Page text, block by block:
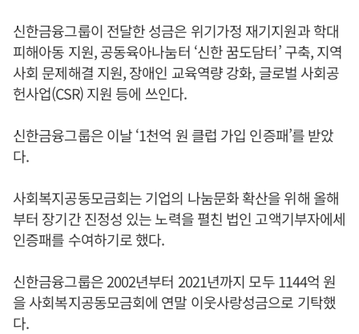
신한금융그룹이 전달한 성금은 위기가정 재기지원과 학대
피해아동 지원, 공동육아나눔터 ‘신한 꿈도담터’ 구축, 지역
사회 문제해결 지원, 장애인 교육역량 강화, 글로벌 사회공
헌사업(CSR) 지원 등에 쓰인다.
신한금융그룹은 이날 ‘1천억 원 클럽 가입 인증패’를 받았
다.
사회복지공동모금회는 기업의 나눔문화 확산을 위해 올해
부터 장기간 진정성 있는 노력을 펼친 법인 고액기부자에세
인증패를 수여하기로 했다.
신한금융그룹은 2002년부터 2021년까지 모두 1144억 원
을 사회복지공동모금회에 연말 이웃사랑성금으로 기탁했
다.